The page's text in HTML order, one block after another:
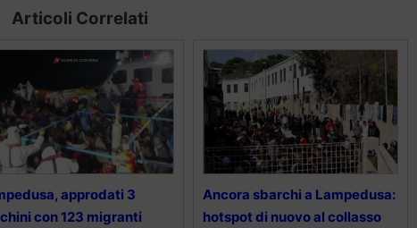
Articoli Correlati
approdati 3
con 123 migranti
Ancora sbarchi a Lampedusa:
hotspot di nuovo al collasso